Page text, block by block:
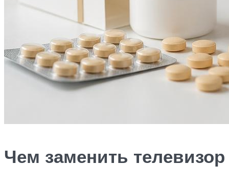
Чем заменить телевизор